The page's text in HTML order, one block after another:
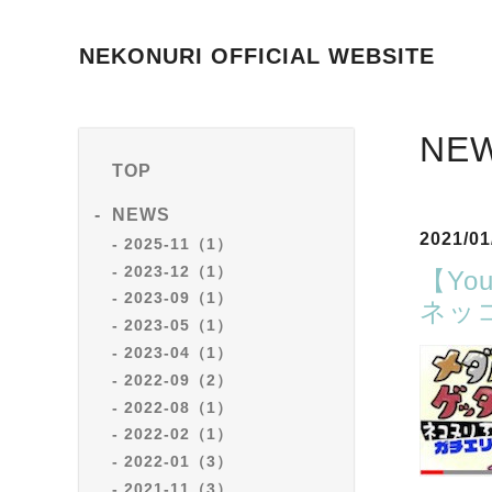
NEKONURI OFFICIAL WEBSITE
TOP
NEWS
2025-11（1）
2023-12（1）
2023-09（1）
2023-05（1）
2023-04（1）
2022-09（2）
2022-08（1）
2022-02（1）
2022-01（3）
2021/
【
ネッ